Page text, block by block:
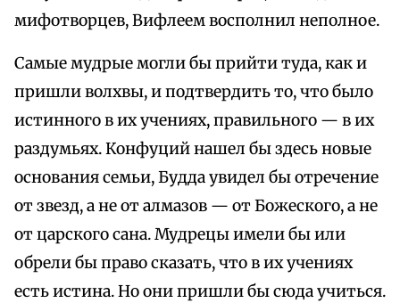
мифотворцев, Вифлеем восполнил неполное.
Самые мудрые могли бы прийти туда, как и
пришли волхвы, и подтвердить то, что было
истинного в их учениях, правильного — в их
раздумьях. Конфуций нашел бы здесь новые
основания семьи, Будда увидел бы отречение
от звезд, а не от алмазов — от Божеского, а не
от царского сана. Мудрецы имели бы или
обрели бы право сказать, что в их учениях
есть истина. Но они пришли бы сюда учиться.